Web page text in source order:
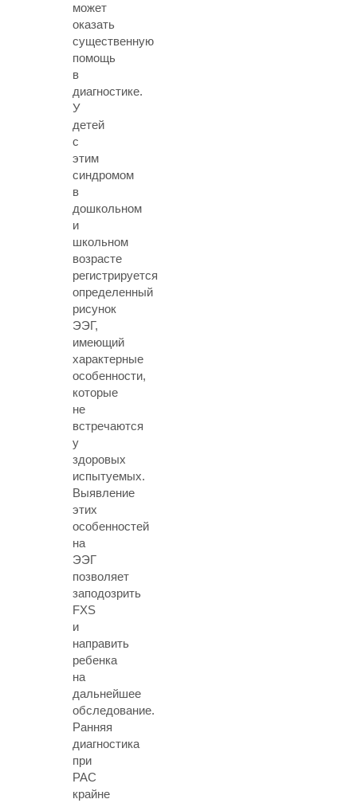
может
оказать
существенную
помощь
в
диагностике.
У
детей
с
этим
синдромом
в
дошкольном
и
школьном
возрасте
регистрируется
определенный
рисунок
ЭЭГ,
имеющий
характерные
особенности,
которые
не
встречаются
у
здоровых
испытуемых.
Выявление
этих
особенностей
на
ЭЭГ
позволяет
заподозрить
FXS
и
направить
ребенка
на
дальнейшее
обследование.
Ранняя
диагностика
при
РАС
крайне